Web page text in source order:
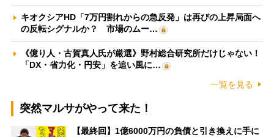
キオクシアHD「7万円割れからの急反発」は再びの上昇局面へ
の反転シグナルか？ 市場のムー…
《億り人・古賀真人氏が厳選》野村総合研究所だけじゃない！
「DX・省力化・円安」を追い風に…
一覧を見る
突然マルサがやって来た！
【最終回】1億6000万円の負債と引き換えに手に